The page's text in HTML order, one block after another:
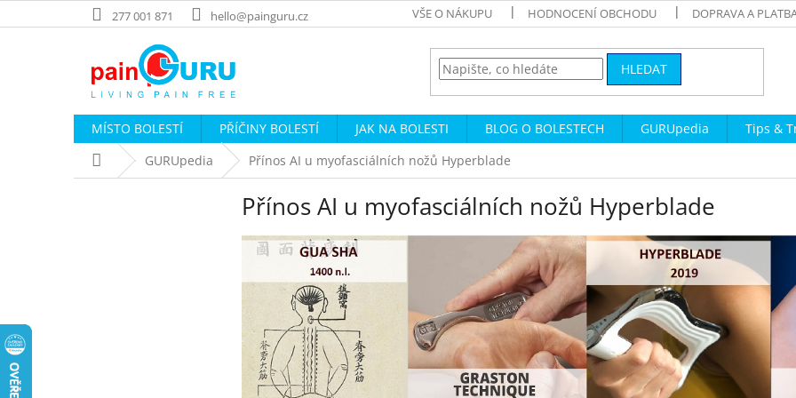
na
277 001 871 hello@painguru.cz VŠE O NÁKUPU HODNOCENÍ OBCHODU DOPRAVA A
HLEDAT
MÍSTO BOLESTÍ PŘÍČINY BOLESTÍ JAK NA BOLESTI BLOG O BOLESTECH GURUpedia Tips &
Domů GURUpedia Přínos AI u myofasciálních nožů Hyperblade
Přínos AI u myofasciálních nožů Hyperblade